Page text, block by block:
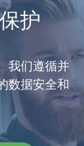
护
我们遵循并
数据安全和